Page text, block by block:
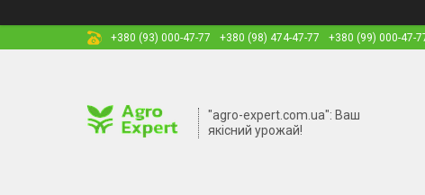
+380 (93) 000-47-77
+380 (98) 474-47-77 +380 (99) 000-47-
"agro-expert.com.ua": Ваш
якісний урожай!